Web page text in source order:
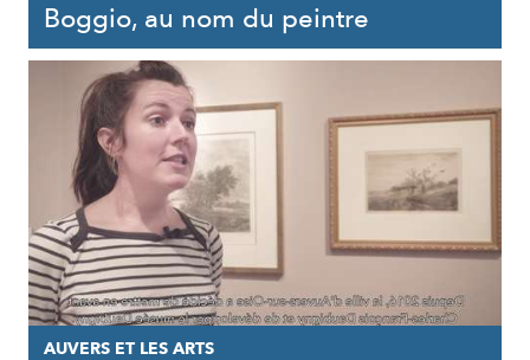
Boggio, au nom du peintre
AUVERS ET LES ARTS